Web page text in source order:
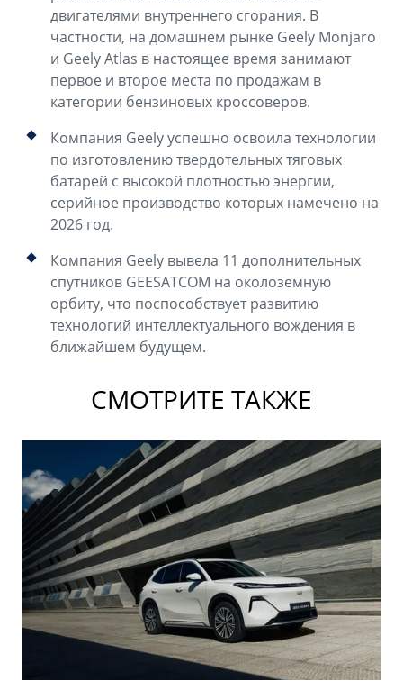
двигателями внутреннего сгорания. В
частности, на домашнем рынке Geely Monjaro
и Geely Atlas в настоящее время занимают
первое и второе места по продажам в
категории бензиновых кроссоверов.
Компания Geely успешно освоила технологии
по изготовлению твердотельных тяговых
батарей с высокой плотностью энергии,
серийное производство которых намечено на
2026 год.
Компания Geely вывела 11 дополнительных
спутников GEESATCOM на околоземную
орбиту, что поспособствует развитию
технологий интеллектуального вождения в
ближайшем будущем.
СМОТРИТЕ ТАКЖЕ